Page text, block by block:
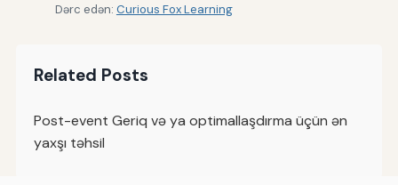
Dərc edən: Curious Fox Learning
Related Posts
Post-event Geriq və ya optimallaşdırma üçün ən
yaxşı təhsil